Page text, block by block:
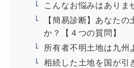
こんなお悩みはありま
【簡易診断】あなた
か？【４つの質問】
所有者不明土地は九州
相続した土地を国が引